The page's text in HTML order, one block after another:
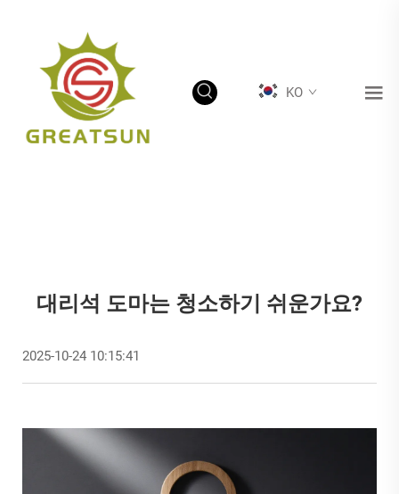
KO
대리석 도마는 청소하기 쉬운가요?
2025-10-24 10:15:41